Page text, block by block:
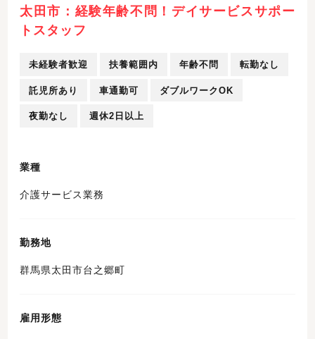
太田市：経験年齢不問！デイサービスサポー
トスタッフ
未経験者歓迎 扶養範囲内 年齢不問 転勤なし
託児所あり 車通勤可 ダブルワークOK
夜勤なし 週休2日以上
業種
介護サービス業務
勤務地
群馬県太田市台之郷町
雇用形態